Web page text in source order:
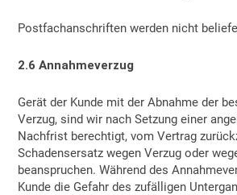
Postfachanschriften werden nicht
2.6 Annahmeverzug
Gerät der Kunde mit der Abnahme der
Verzug, sind wir nach Setzung einer
Nachfrist berechtigt, vom Vertrag
Schadensersatz wegen Verzug oder
beanspruchen. Während des
Kunde die Gefahr des zufälligen